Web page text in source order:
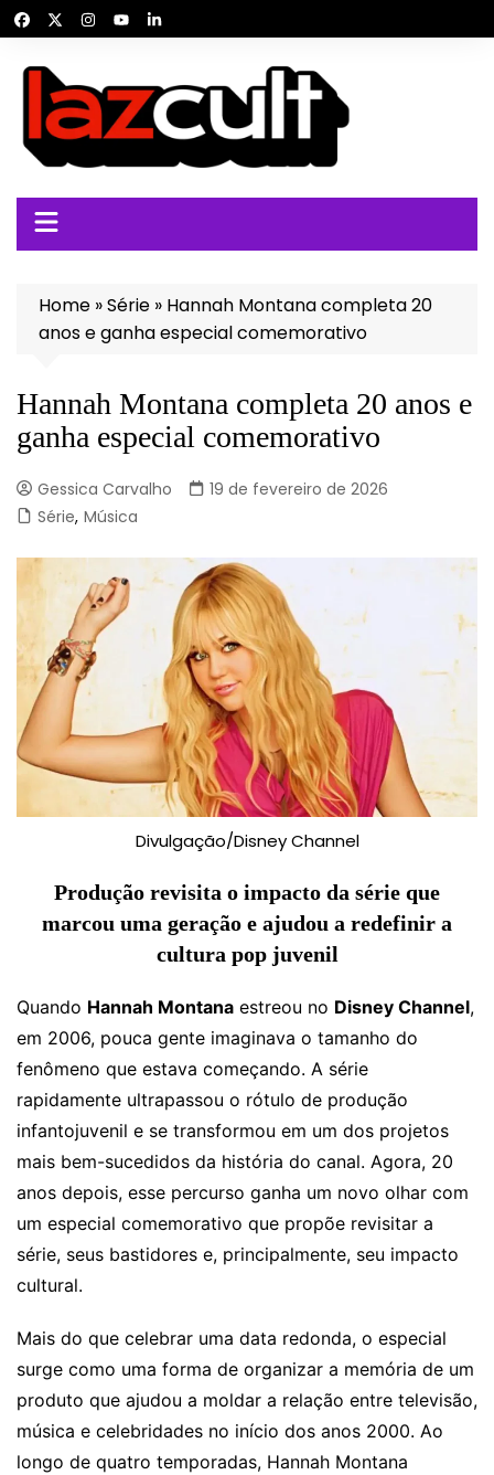
para
conteúdo
Home »Série » Hannah Montana completa 20
anos e ganha especial comemorativo
Hannah Montana completa 20 anos e
ganha especial comemorativo
Gessica Carvalho
19 de fevereiro de 2026
Série, Música
Divulgação/Disney Channel
Produção revisita o impacto da série que
marcou uma geração e ajudou a redefinir a
cultura pop juvenil
Quando Hannah Montana estreou no Disney Channel,
em 2006, pouca gente imaginava o tamanho do
fenômeno que estava começando. A série
rapidamente ultrapassou o rótulo de produção
infantojuvenil e se transformou em um dos projetos
mais bem-sucedidos da história do canal. Agora, 20
anos depois, esse percurso ganha um novo olhar com
um especial comemorativo que propõe revisitar a
série, seus bastidores e, principalmente, seu impacto
cultural.
Mais do que celebrar uma data redonda, o especial
surge como uma forma de organizar a memória de um
produto que ajudou a moldar a relação entre televisão,
música e celebridades no início dos anos 2000. Ao
longo de quatro temporadas, Hannah Montana